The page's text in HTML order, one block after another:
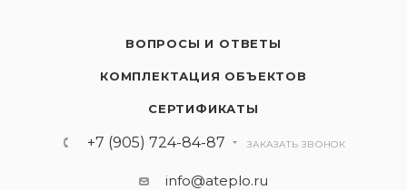
ВОПРОСЫ И ОТВЕТЫ
КОМПЛЕКТАЦИЯ ОБЪЕКТОВ
СЕРТИФИКАТЫ
+7 (905) 724-84-87 ЗАКАЗАТЬ ЗВОНОК
info@ateplo.ru